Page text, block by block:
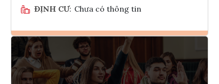
ĐỊNH CƯ: Chưa có thông tin
Ghi danh
Tham vấn Interlink